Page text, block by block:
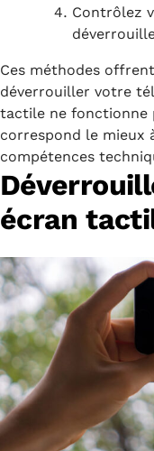
Contrôlez
Ces méthodes
déverrouiller votre
tactile ne fonctionne
correspond le mieux
compétences
écran